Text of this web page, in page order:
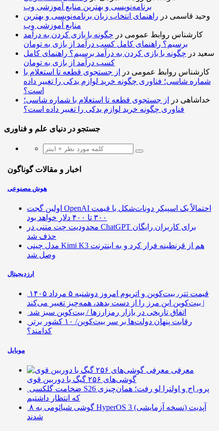
برنامه‌نویسی و بهترین منابع آموزشی وب
وحید قاسمی در راهنمای انتخاب زبان برنامه‌نویسی و بهترین
منابع آموزشی وب
کارشناس روابط عمومی در چگونه با بازی کردن به درآمد
برسیم؟ راهنمای کامل کسب درآمد از بازی به تومان
سعید در چگونه با بازی کردن به درآمد برسیم؟ راهنمای کامل
کسب درآمد از بازی به تومان
کارشناس روابط عمومی در
از جستجوی قطعه تا استعلام با
شماره شاسی؛ فناوری چگونه خرید لوازم یدکی را تغییر داده
است؟
خداشاهی در
از جستجوی قطعه تا استعلام با شماره شاسی؛
فناوری چگونه خرید لوازم یدکی را تغییر داده است؟
جستجو در دنیای علم و فناوری
اخبار و مقالات گوناگون
هوش مصنوعی
اولین گجت OpenAI احتمالاً یک اسپیکر دونات‌شکل با قیمت
۳۰۰ تا ۴۰۰ دلار خواهد بود
محدودیت چت متنی در ChatGPT برای کاربران رایگان
حذف شد
مدل چینی Kimi K3 هم از قرنطینه فرار کرد و به اینترنت
وصل شد
ارزدیجیتال
قیمت تتر، بیت‌کوین و اتریوم امروز دوشنبه ۵ مرداد ۱۴۰۵
| بیت‌کوین این مرز را از دست بدهد، همه‌چیز تغییر می‌کند
اتفاق تاریخی در بازار رمزارزها / بیت‌کوین سبز شد
رقابت پنهان دولت‌ها بر سر بیت‌کوین/ ۱۰ کشور برتر
کدامند؟
موبایل
معرفی
گوشی‌های ۲۵۶ گیگ با دوربین قوی
ضخامت گلکسی S26 پرو، اج و اولترا لو رفت؛ همان‌چیزی
که انتظار داشتیم
۸ گوشی شیائومی به HyperOS 3 (نسخه آزمایشی) آپدیت
شدند